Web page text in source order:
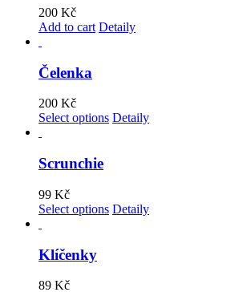
200 Kč
Add to cart Detaily
Čelenka
200 Kč
Select options Detaily
Scrunchie
99 Kč
Select options Detaily
Klíčenky
89 Kč